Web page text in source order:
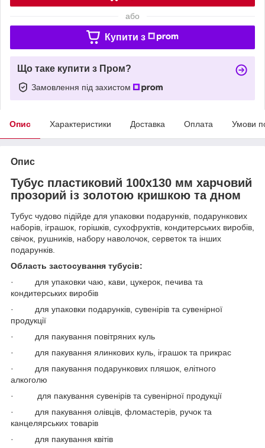
або
Купити з
Що таке купити з Пром?
Замовлення під захистом
Опис Характеристики Доставка Оплата Умови
Опис
Тубус пластиковий 100х130 мм харчовий
прозорий із золотою кришкою та дном
Тубус чудово підійде для упаковки подарунків, подарункових
наборів, іграшок, горішків, сухофруктів, кондитерських виробів,
свічок, рушників, набору наволочок, серветок та інших
подарунків.
Область застосування тубусів:
· для упаковки чаю, кави, цукерок, печива та
кондитерських виробів
· для упаковки подарунків, сувенірів та сувенірної
продукції
· для пакування повітряних куль
· для пакування ялинкових куль, іграшок та прикрас
· для пакування подарункових пляшок, елітного
алкоголю
· для пакування сувенірів та сувенірної продукції
· для пакування олівців, фломастерів, ручок та
канцелярських товарів
· для пакування квітів